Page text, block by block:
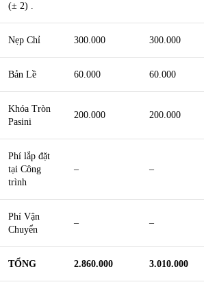
(± 2) .
Nẹp Chỉ 300.000 300.000
Bản Lề 60.000 60.000
Khóa Tròn
Pasini
200.000 200.000
Phí lắp đặt
tại Công
trình
– –
Phí Vận
Chuyển
– –
TỔNG 2.860.000 3.010.000